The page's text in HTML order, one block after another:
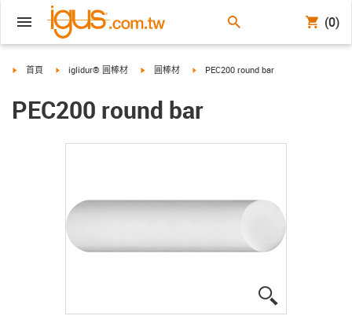
(0)
igus-icon-arrow-right
首頁 igus-icon-arrow-right
iglidur® 圓棒材 igus-icon-arrow-right
圓棒材 igus-icon-arrow-right
PEC200 round bar
PEC200 round bar